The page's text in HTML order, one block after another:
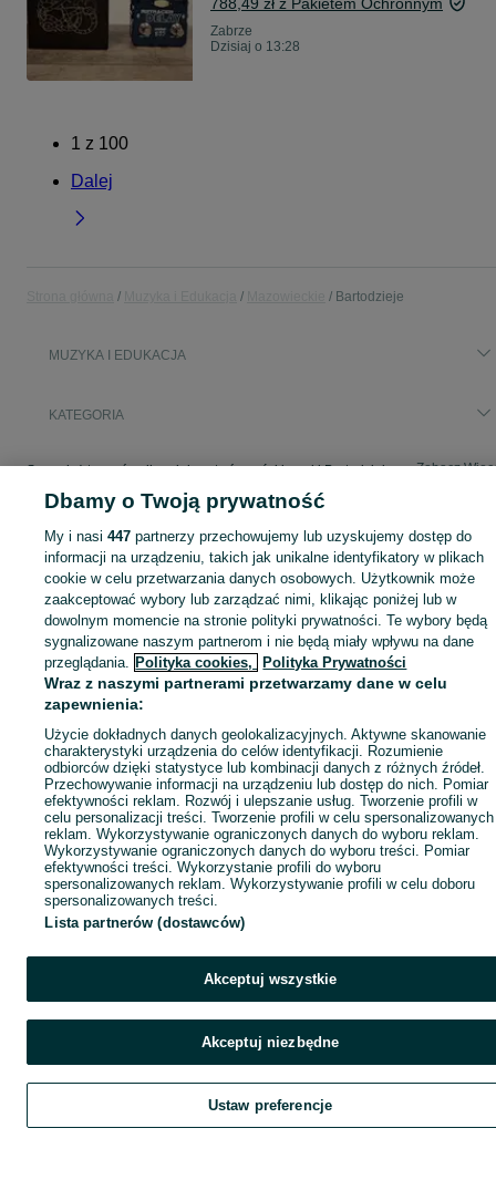
Zabrze
Dzisiaj o 13:28
1 z 100
Dalej
Bartodzieje
MUZYKA I EDUKACJA
KATEGORIA
Sprzedaż towarów dla relaksu, twórczości i nauki Bartodzieje ▶️ Nowe i używane instrumenty, książki, filmy i inne ✌ Kupuj i sprzedawaj na OLX.pl! Zobacz
Mapa kategorii
Mapa miejscowości
Mapa ministron
Popularne wyszukiwania
Szukaj Obserwujesz Dodaj Czat
Dbamy o Twoją prywatność
My i nasi447 partnerzy przechowujemy lub uzyskujemy dostęp do
informacji na urządzeniu, takich jak unikalne identyfikatory w plikach
cookie w celu przetwarzania danych osobowych. Użytkownik może
zaakceptować wybory lub zarządzać nimi, klikając poniżej lub w
dowolnym momencie na stronie polityki prywatności. Te wybory będą
sygnalizowane naszym partnerom i nie będą miały wpływu na dane
przeglądania. Polityka cookies, Polityka Prywatności
Wraz z naszymi partnerami przetwarzamy dane w celu
zapewnienia:
Użycie dokładnych danych geolokalizacyjnych. Aktywne skanowanie
charakterystyki urządzenia do celów identyfikacji. Rozumienie
odbiorców dzięki statystyce lub kombinacji danych z różnych źródeł.
Przechowywanie informacji na urządzeniu lub dostęp do nich. Pomiar
efektywności reklam. Rozwój i ulepszanie usług. Tworzenie profili w
celu personalizacji treści. Tworzenie profili w celu spersonalizowanych
reklam. Wykorzystywanie ograniczonych danych do wyboru reklam.
Wykorzystywanie ograniczonych danych do wyboru treści. Pomiar
efektywności treści. Wykorzystanie profili do wyboru
spersonalizowanych reklam. Wykorzystywanie profili w celu doboru
spersonalizowanych treści.
Lista partnerów (dostawców)
Akceptuj wszystkie
Akceptuj niezbędne
Ustaw preferencje